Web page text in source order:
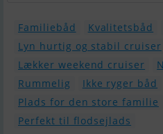
Familiebåd Kvalitetsbåd
Lyn hurtig og stabil cruiser
Lækker weekend cruiser
Rummelig
Ikke ryger båd
Plads for den store familie
Perfekt til flodsejlads